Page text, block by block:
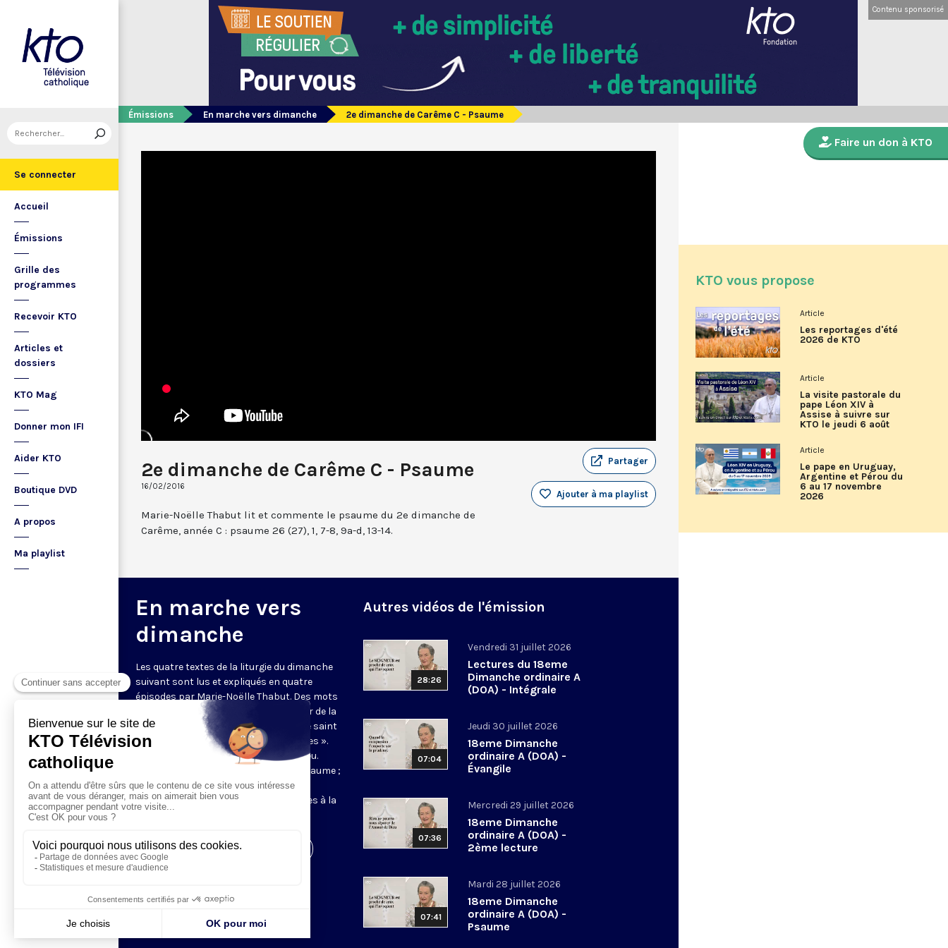
Se connecter
Accueil
Émissions
Grille des
programmes
Recevoir KTO
Articles et
dossiers
KTO Mag
Donner mon IFI
Aider KTO
Boutique DVD
A propos
Ma playlist
Contenu sponsorisé
Émissions En marche vers dimanche 2e dimanche de Carême C - Psaume
2e dimanche de Carême C - Psaume
16/02/2016
Partager
Ajouter à ma playlist
Marie-Noëlle Thabut lit et commente le psaume du 2e dimanche de
Carême, année C : psaume 26 (27), 1, 7-8, 9a-d, 13-14.
En marche vers
dimanche
Les quatre textes de la liturgie du dimanche
suivant sont lus et expliqués en quatre
épisodes par Marie-Noëlle Thabut. Des mots
simples et lumineux pour aller au cœur de la
Révélation biblique, entrer dans ce que saint
Luc appelle « l’intelligence des Écritures ».
Chaque jour, vivez avec la Parole de Dieu.
Lundi, la première lecture ; mardi, le psaume ;
mercredi, la deuxième lecture ; jeudi,
l’Évangile ; vendredi, les quatre épisodes à la
Visiter la page de l'émission
Autres vidéos de l'émission
28:26
Vendredi 31 juillet 2026
Lectures du 18eme
Dimanche ordinaire A
(DOA) - Intégrale
07:04
Jeudi 30 juillet 2026
18eme Dimanche
ordinaire A (DOA) -
Évangile
07:36
Mercredi 29 juillet 2026
18eme Dimanche
ordinaire A (DOA) -
2ème lecture
07:41
Mardi 28 juillet 2026
18eme Dimanche
ordinaire A (DOA) -
Psaume
Faire un don à KTO
KTO vous propose
Article
Les reportages d'été
2026 de KTO
Article
La visite pastorale du
pape Léon XIV à
Assise à suivre sur
KTO le jeudi 6 août
Article
Le pape en Uruguay,
Argentine et Pérou du
6 au 17 novembre
2026